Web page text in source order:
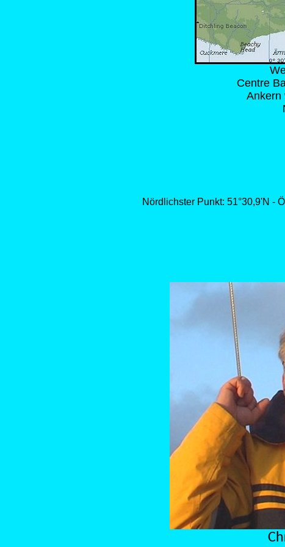
Centre
Ankern
Nördlichster Punkt: 51°30,9'N -